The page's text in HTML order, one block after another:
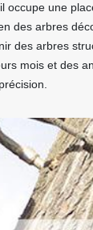
occupe une
des arbres
des arbres
mois et des